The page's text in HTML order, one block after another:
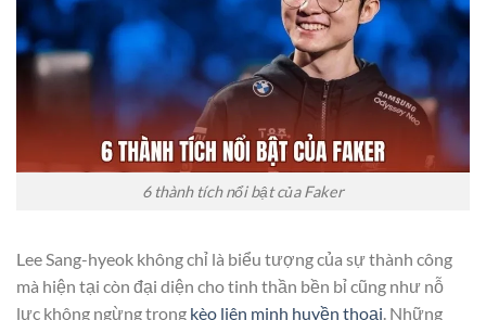
6 thành tích nổi bật của Faker
Lee Sang-hyeok không chỉ là biểu tượng của sự thành công
mà hiện tại còn đại diện cho tinh thần bền bỉ cũng như nỗ
lực không ngừng trong kèo liên minh huyền thoại . Những